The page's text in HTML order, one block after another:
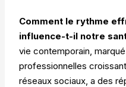
Comment le rythme
influence-t-il notre
vie contemporain,
professionnelles
réseaux sociaux, a des